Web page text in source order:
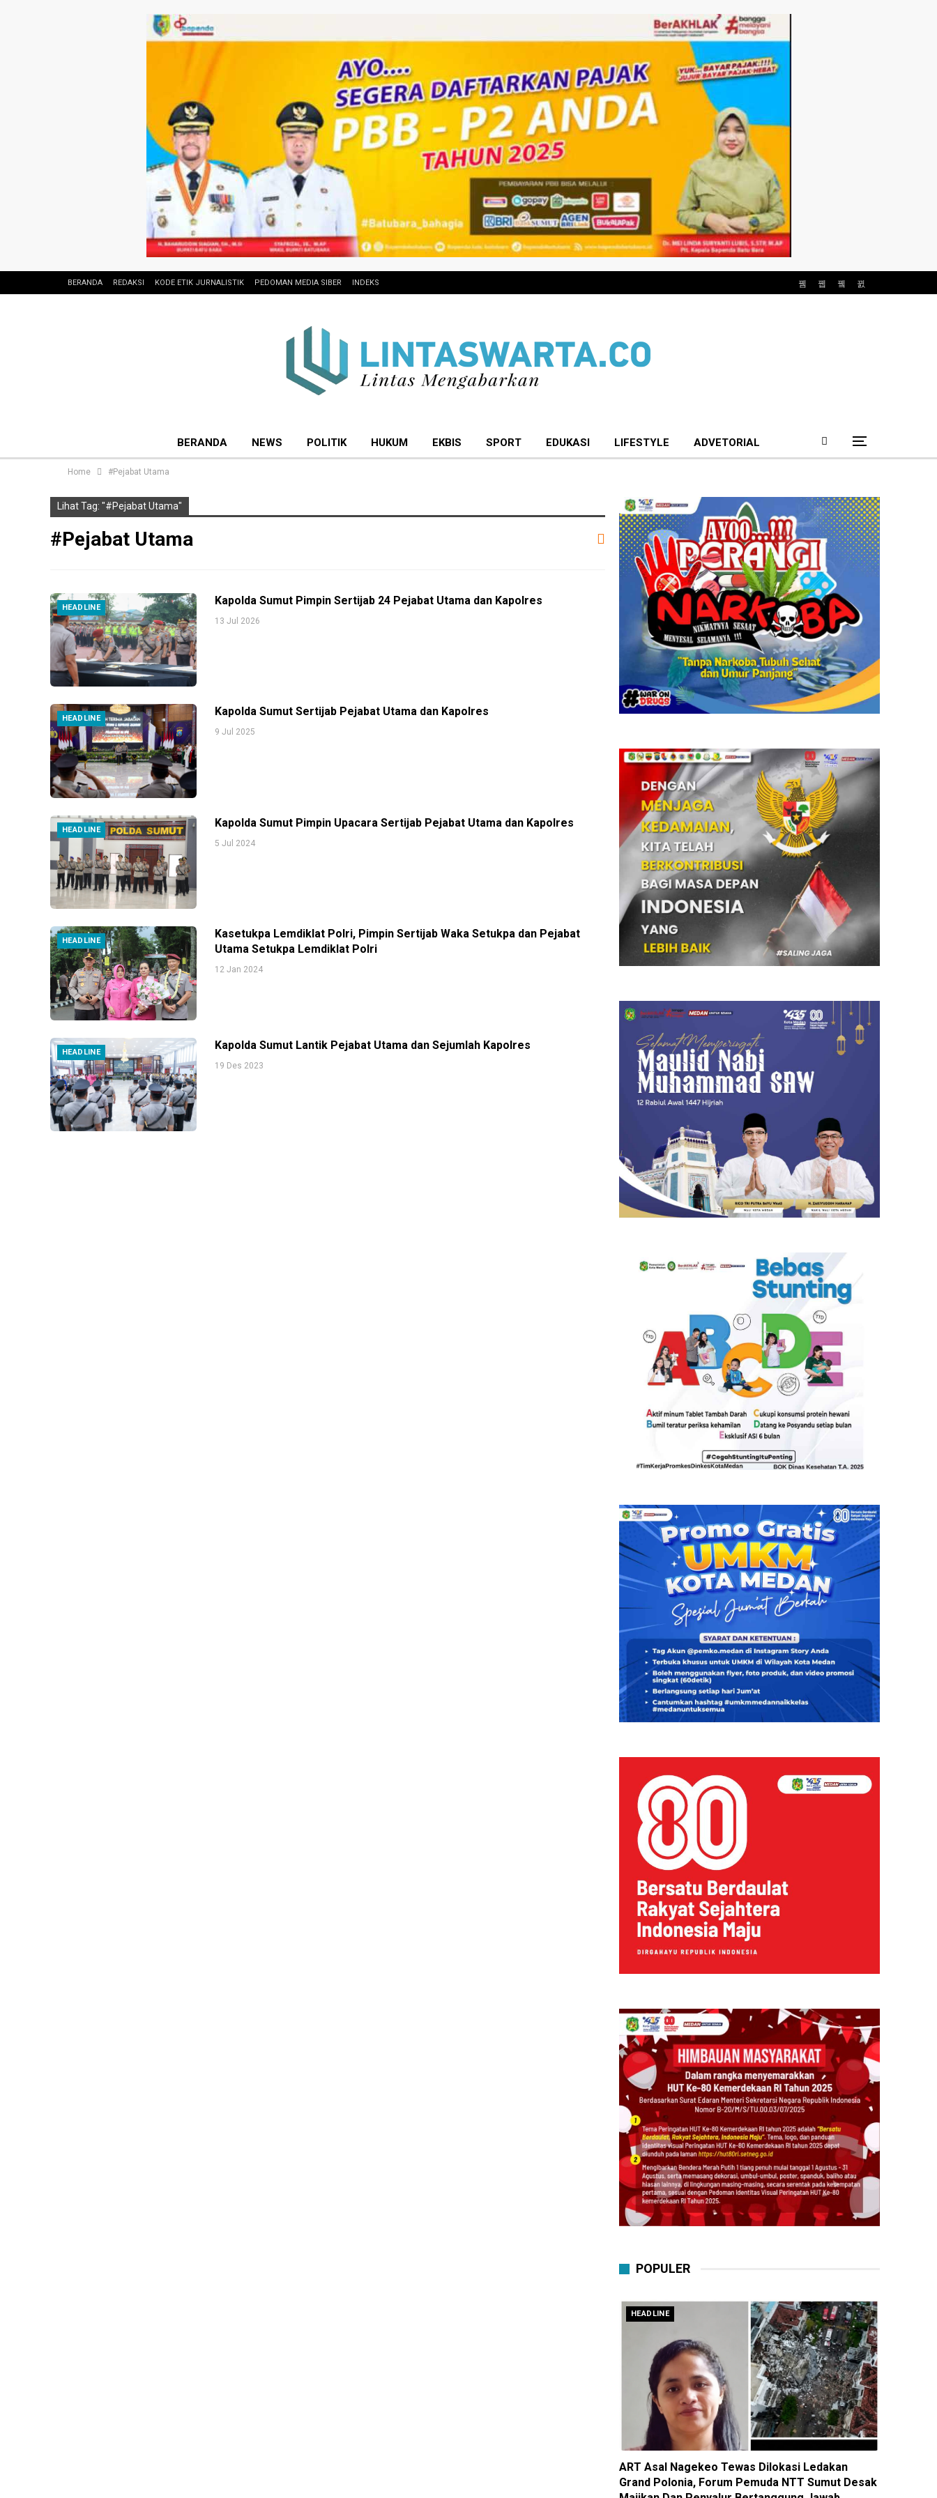
BERANDA REDAKSI KODE ETIK JURNALISTIK PEDOMAN MEDIA SIBER INDEKS
BERANDA NEWS POLITIK HUKUM EKBIS SPORT EDUKASI LIFESTYLE ADVETORIAL
Home #Pejabat Utama
Lihat Tag: "#Pejabat Utama"
#Pejabat Utama
HEADLINE
Kapolda Sumut Pimpin Sertijab 24 Pejabat Utama dan Kapolres
13 Jul 2026
HEADLINE
Kapolda Sumut Sertijab Pejabat Utama dan Kapolres
9 Jul 2025
HEADLINE
Kapolda Sumut Pimpin Upacara Sertijab Pejabat Utama dan Kapolres
5 Jul 2024
HEADLINE
Kasetukpa Lemdiklat Polri, Pimpin Sertijab Waka Setukpa dan Pejabat
Utama Setukpa Lemdiklat Polri
12 Jan 2024
HEADLINE
Kapolda Sumut Lantik Pejabat Utama dan Sejumlah Kapolres
19 Des 2023
POPULER
HEADLINE
ART Asal Nagekeo Tewas Dilokasi Ledakan
Grand Polonia, Forum Pemuda NTT Sumut Desak